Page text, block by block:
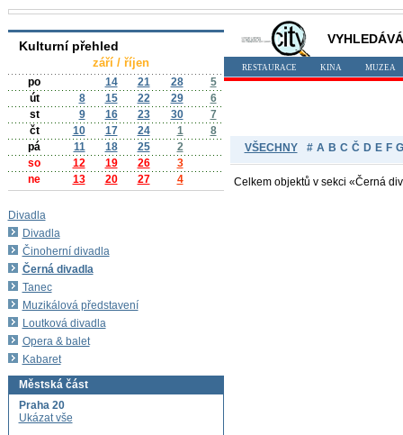
RESTAURACE KINA MUZEA
VŠECHNY # A B C Č D E F G
Celkem objektů v sekci «Černá
Kulturní přehled
září / říjen
po
14 21 28
5
út
8 15 22 29
6
st
9 16 23 30
7
čt
10 17 24 1
8
pá
11 18 25
2
so
12 19 26
3
ne
13 20 27 4
Divadla
Divadla
Činoherní divadla
Černá divadla
Tanec
Muzikálová představení
Loutková divadla
Opera & balet
Kabaret
Městská část
Praha 20
Ukázat vše